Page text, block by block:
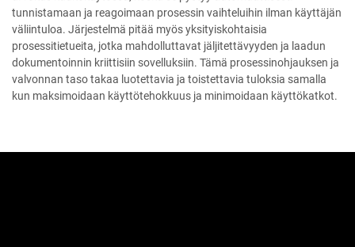
tunnistamaan ja reagoimaan prosessin vaihteluihin ilman käyttäjän
väliintuloa. Järjestelmä pitää myös yksityiskohtaisia
prosessitietueita, jotka mahdolluttavat jäljitettävyyden ja laadun
dokumentoinnin kriittisiin sovelluksiin. Tämä prosessinohjauksen ja
valvonnan taso takaa luotettavia ja toistettavia tuloksia samalla
kun maksimoidaan käyttötehokkuus ja minimoidaan käyttökatkot.